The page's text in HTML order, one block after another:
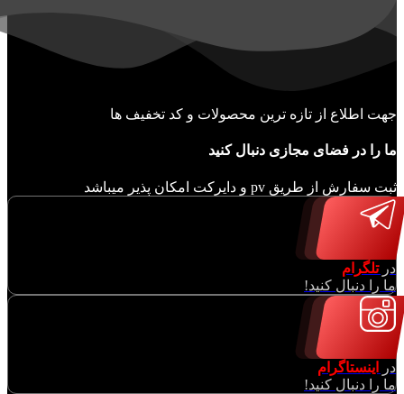
جهت اطلاع از تازه ترین محصولات و کد تخفیف ها
ما را در فضای مجازی دنبال کنید
ثبت سفارش از طریق pv و دایرکت امکان پذیر میباشد
درتلگرام
ما را دنبال کنید!
در
اینستاگرام
ما را دنبال کنید!